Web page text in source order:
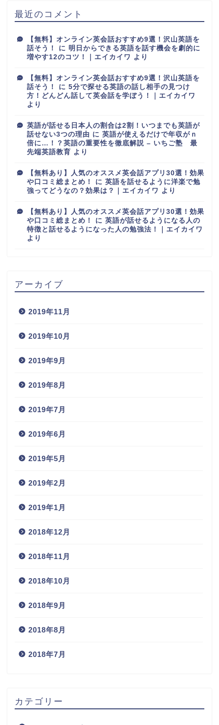
最近のコメント
【無料】オンライン英会話おすすめ9選！沢山英語を
話そう！
に 明日からできる英語を話す機会を劇的に
増やす12のコツ！｜エイカイワ より
【無料】オンライン英会話おすすめ9選！沢山英語を
話そう！
に 5分で探せる英語の話し相手の見つけ
方！どんどん話して英会話を学ぼう！｜エイカイワ
より
英語が話せる日本人の割合は2割！いつまでも英語が
話せない3つの理由 に 英語が使えるだけで年収がｎ
倍に…！？英語の重要性を徹底解説 – いちご塾 最
先端英語教育 より
【無料あり】人気のオススメ英会話アプリ30選！効果
や口コミ総まとめ！
に 英語を話せるように洋楽で勉
強ってどうなの？効果は？｜エイカイワ より
【無料あり】人気のオススメ英会話アプリ30選！効果
や口コミ総まとめ！
に 英語が話せるようになる人の
特徴と話せるようになった人の勉強法！｜エイカイワ
より
アーカイブ
2019年11月
2019年10月
2019年9月
2019年8月
2019年7月
2019年6月
2019年5月
2019年2月
2019年1月
2018年12月
2018年11月
2018年10月
2018年9月
2018年8月
2018年7月
カテゴリー